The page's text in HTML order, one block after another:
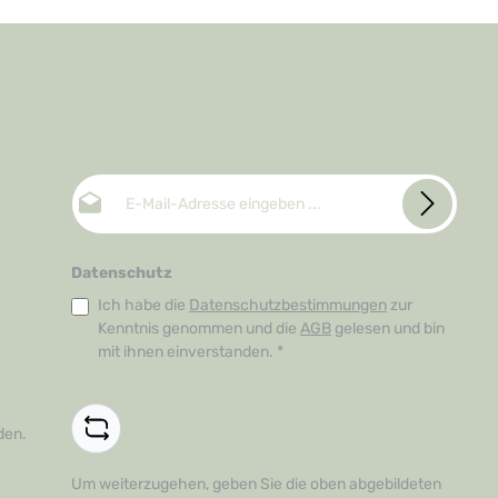
E-Mail-Adresse*
Datenschutz
Ich habe die Datenschutzbestimmungen zur
Kenntnis genommen und die AGB gelesen und bin
mit ihnen einverstanden. *
Um weiterzugehen, geben Sie die oben abgebildeten